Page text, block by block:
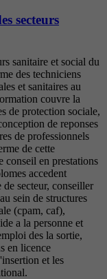
secteurs
sanitaire et social du
des techniciens
et sanitaires au
couvre la
de protection sociale,
de reponses
de professionnels
de cette
conseil en prestations
accedent
de secteur, conseiller
sein de structures
(cpam, caf),
a la personne et
des la sortie,
en licence
et les